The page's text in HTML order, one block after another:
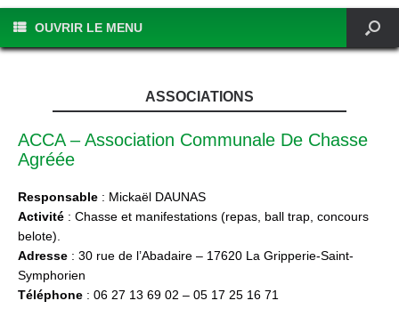
OUVRIR LE MENU
ASSOCIATIONS
ACCA – Association Communale De Chasse
Agréée
Responsable : Mickaël DAUNAS
Activité : Chasse et manifestations (repas, ball trap, concours
belote).
Adresse : 30 rue de l’Abadaire – 17620 La Gripperie-Saint-
Symphorien
Téléphone : 06 27 13 69 02 – 05 17 25 16 71